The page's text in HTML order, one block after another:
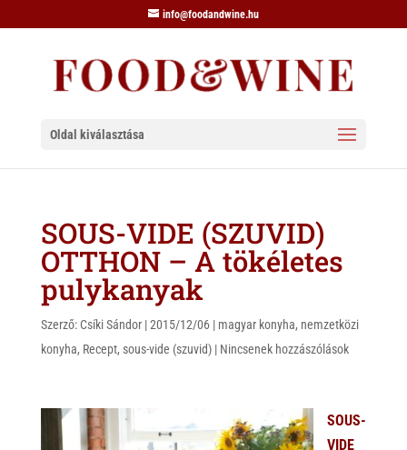
info@foodandwine.hu
Oldal kiválasztása
SOUS-VIDE (SZUVID)
OTTHON – A tökéletes
pulykanyak
Szerző: Csíki Sándor|2015/12/06| magyar konyha, nemzetközi
konyha, Recept, sous-vide (szuvid)| Nincsenek hozzászólások
SOUS-
VIDE